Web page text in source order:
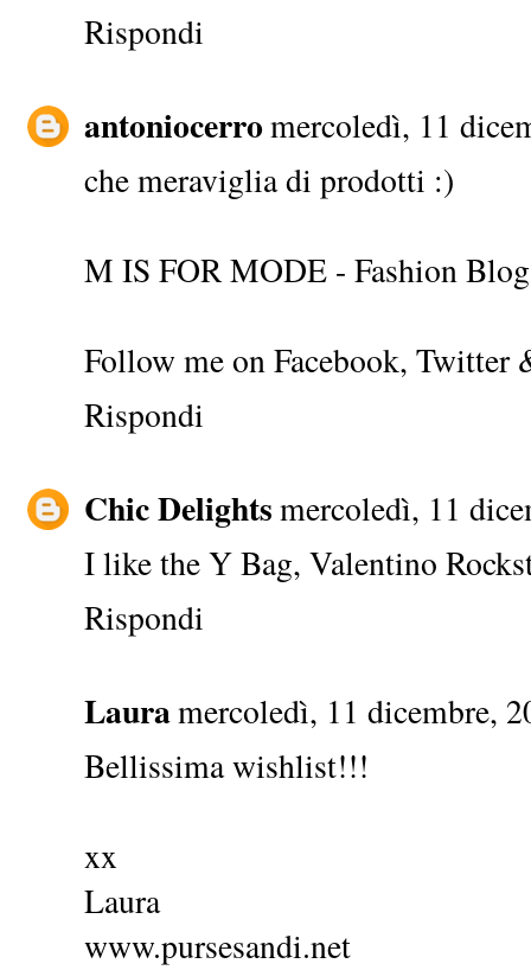
Rispondi
antoniocerromercoledì, 11
che meraviglia di prodotti :)
M IS FOR MODE - Fashion Blog
Follow me onFacebook, Twitter
Rispondi
Chic Delightsmercoledì, 11
I like the Y Bag, Valentino
Rispondi
Lauramercoledì, 11 dicembre,
Bellissima wishlist!!!
xx
Laura
www.pursesandi.net